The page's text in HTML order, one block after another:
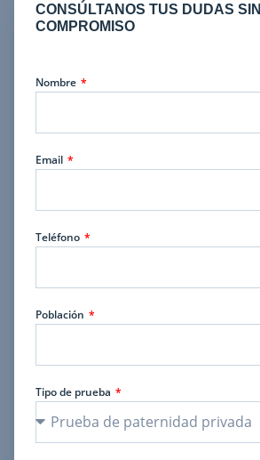
CONSÚLTANOS TUS DUDAS SIN
COMPROMISO
Nombre
Email
Teléfono
Población
Tipo de prueba